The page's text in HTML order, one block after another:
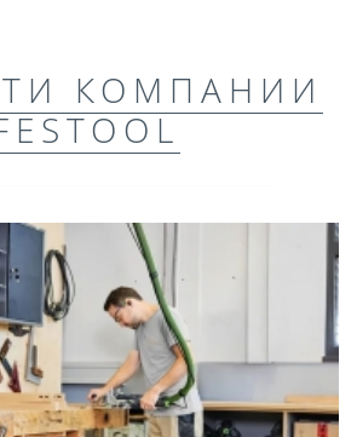
КОМПАНИИ